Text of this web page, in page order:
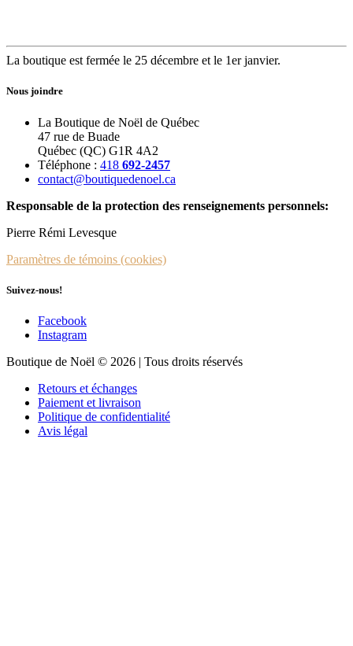
La boutique est fermée le 25 décembre et le 1er janvier.
Nous joindre
La Boutique de Noël de Québec
47 rue de Buade
Québec (QC) G1R 4A2
Téléphone : 418 692-2457
contact@boutiquedenoel.ca
Responsable de la protection des renseignements personnels:
Pierre Rémi Levesque
Paramètres de témoins (cookies)
Suivez-nous!
Facebook
Instagram
Boutique de Noël © 2026 | Tous droits réservés
Retours et échanges
Paiement et livraison
Politique de confidentialité
Avis légal